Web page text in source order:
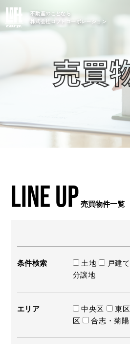
不動産のことなら
株式会社ロフトコーポレーション
- 会社概要
FOOD 飲食部門
- 四季即贅喰
LINE UP 売買物件一覧
条件検索 土地 戸建て
分譲地
エリア 中央区 東区
区
合志・菊陽